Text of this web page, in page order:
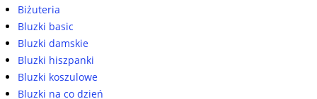
Biżuteria
Bluzki basic
Bluzki damskie
Bluzki hiszpanki
Bluzki koszulowe
Bluzki na co dzień